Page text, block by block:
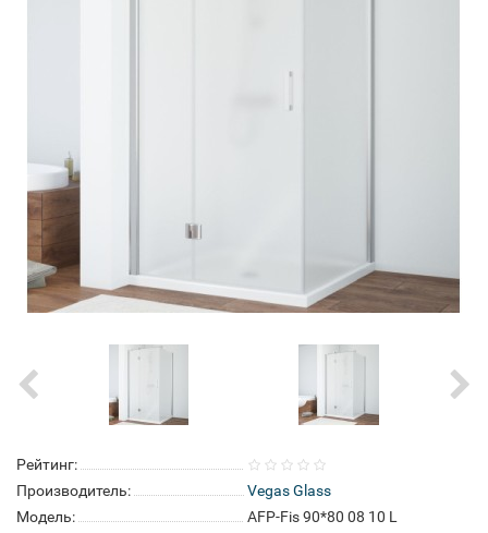
Рейтинг:
Производитель:
Vegas Glass
Модель:
AFP-Fis 90*80 08 10 L